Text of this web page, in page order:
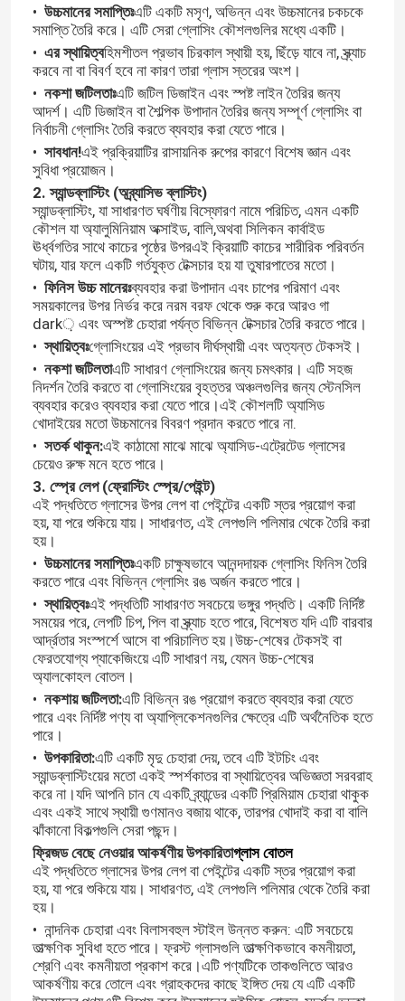
বাড়ি
পণ্য
আমাদের সম্পর্কে
• উচ্চমানের সমাপ্তিঃএটি একটি মসৃণ, অভিন্ন এবং উচ্চমানের চকচকে
সমাপ্তি তৈরি করে। এটি সেরা গ্লোসিং কৌশলগুলির মধ্যে একটি।
• এর স্থায়িত্বহিমশীতল প্রভাব চিরকাল স্থায়ী হয়, ছিঁড়ে যাবে না, স্ক্র্যাচ
করবে না বা বিবর্ণ হবে না কারণ তারা গ্লাস স্তরের অংশ।
• নকশা জটিলতাঃএটি জটিল ডিজাইন এবং স্পষ্ট লাইন তৈরির জন্য
আদর্শ। এটি ডিজাইন বা শৈল্পিক উপাদান তৈরির জন্য সম্পূর্ণ গ্লোসিং বা
নির্বাচনী গ্লোসিং তৈরি করতে ব্যবহার করা যেতে পারে।
• সাবধান!এই প্রক্রিয়াটির রাসায়নিক রুপের কারণে বিশেষ জ্ঞান এবং
সুবিধা প্রয়োজন।
2. স্যান্ডব্লাস্টিং (অব্র্যাসিভ ব্লাস্টিং)
স্যান্ডব্লাস্টিং, যা সাধারণত ঘর্ষণীয় বিস্ফোরণ নামে পরিচিত, এমন একটি
কৌশল যা অ্যালুমিনিয়াম অক্সাইড, বালি,অথবা সিলিকন কার্বাইড
ঊর্ধ্বগতির সাথে কাচের পৃষ্ঠের উপরএই ক্রিয়াটি কাচের শারীরিক পরিবর্তন
ঘটায়, যার ফলে একটি গর্তযুক্ত টেক্সচার হয় যা তুষারপাতের মতো।
• ফিনিস উচ্চ মানেরঃব্যবহার করা উপাদান এবং চাপের পরিমাণ এবং
সময়কালের উপর নির্ভর করে নরম বরফ থেকে শুরু করে আরও গা
dark় এবং অস্পষ্ট চেহারা পর্যন্ত বিভিন্ন টেক্সচার তৈরি করতে পারে।
• স্থায়িত্বঃগ্লোসিংয়ের এই প্রভাব দীর্ঘস্থায়ী এবং অত্যন্ত টেকসই।
• নকশা জটিলতাএটি সাধারণ গ্লোসিংয়ের জন্য চমৎকার। এটি সহজ
নিদর্শন তৈরি করতে বা গ্লোসিংয়ের বৃহত্তর অঞ্চলগুলির জন্য স্টেনসিল
ব্যবহার করেও ব্যবহার করা যেতে পারে।এই কৌশলটি অ্যাসিড
খোদাইয়ের মতো উচ্চমানের বিবরণ প্রদান করতে পারে না.
• সতর্ক থাকুন:এই কাঠামো মাঝে মাঝে অ্যাসিড-এট্রেটেড গ্লাসের
চেয়েও রুক্ষ মনে হতে পারে।
3. স্প্রে লেপ (ফ্রোস্টিং স্প্রে/পেইন্ট)
এই পদ্ধতিতে গ্লাসের উপর লেপ বা পেইন্টের একটি স্তর প্রয়োগ করা
হয়, যা পরে শুকিয়ে যায়। সাধারণত, এই লেপগুলি পলিমার থেকে তৈরি করা
হয়।
• উচ্চমানের সমাপ্তিঃএকটি চাক্ষুষভাবে আনন্দদায়ক গ্লোসিং ফিনিস তৈরি
করতে পারে এবং বিভিন্ন গ্লোসিং রঙ অর্জন করতে পারে।
• স্থায়িত্বঃএই পদ্ধতিটি সাধারণত সবচেয়ে ভঙ্গুর পদ্ধতি। একটি নির্দিষ্ট
সময়ের পরে, লেপটি চিপ, পিল বা স্ক্র্যাচ হতে পারে, বিশেষত যদি এটি বারবার
আর্দ্রতার সংস্পর্শে আসে বা পরিচালিত হয়।উচ্চ-শেষের টেকসই বা
ফেরতযোগ্য প্যাকেজিংয়ে এটি সাধারণ নয়, যেমন উচ্চ-শেষের
অ্যালকোহল বোতল।
• নকশায় জটিলতা:এটি বিভিন্ন রঙ প্রয়োগ করতে ব্যবহার করা যেতে
পারে এবং নির্দিষ্ট পণ্য বা অ্যাপ্লিকেশনগুলির ক্ষেত্রে এটি অর্থনৈতিক হতে
পারে।
• উপকারিতা:এটি একটি মৃদু চেহারা দেয়, তবে এটি ইটচিং এবং
স্যান্ডব্লাস্টিংয়ের মতো একই স্পর্শকাতর বা স্থায়িত্বের অভিজ্ঞতা সরবরাহ
করে না।যদি আপনি চান যে একটি ব্র্যান্ডের একটি প্রিমিয়াম চেহারা থাকুক
এবং একই সাথে স্থায়ী গুণমানও বজায় থাকে, তারপর খোদাই করা বা বালি
ঝাঁকানো বিকল্পগুলি সেরা পছন্দ।
ফ্রিজড বেছে নেওয়ার আকর্ষণীয় উপকারিতাগ্লাস বোতল
এই পদ্ধতিতে গ্লাসের উপর লেপ বা পেইন্টের একটি স্তর প্রয়োগ করা
হয়, যা পরে শুকিয়ে যায়। সাধারণত, এই লেপগুলি পলিমার থেকে তৈরি করা
হয়।
• নান্দনিক চেহারা এবং বিলাসবহুল স্টাইল উন্নত করুন: এটি সবচেয়ে
তাত্ক্ষণিক সুবিধা হতে পারে। ফ্রস্ট গ্লাসগুলি তাত্ক্ষণিকভাবে কমনীয়তা,
শ্রেণি এবং কমনীয়তা প্রকাশ করে।এটি পণ্যটিকে তাকগুলিতে আরও
আকর্ষণীয় করে তোলে এবং গ্রাহকদের কাছে ইঙ্গিত দেয় যে এটি একটি